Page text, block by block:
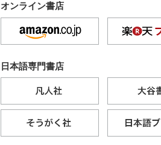
オンライン書店
日本語専門書店